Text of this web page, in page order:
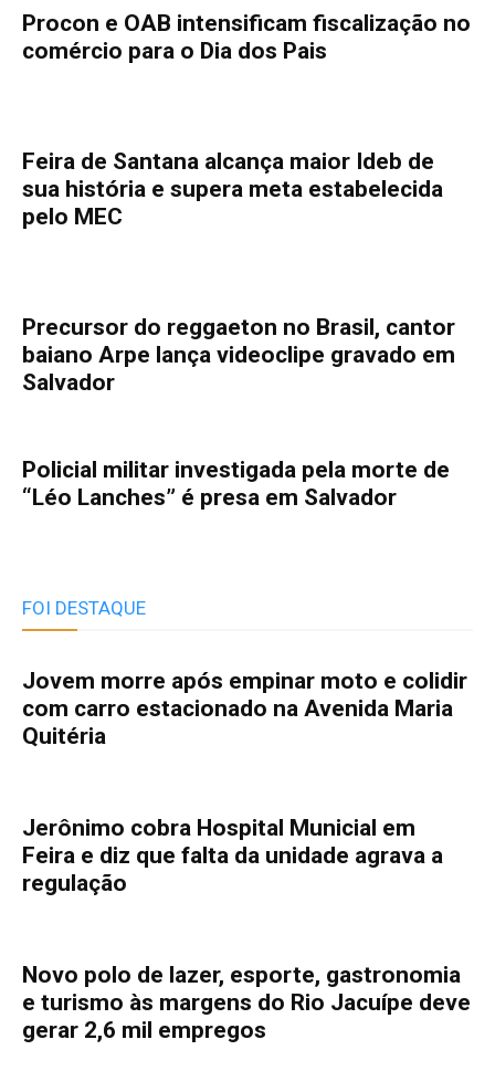
Procon e OAB intensificam fiscalização no
comércio para o Dia dos Pais
Feira de Santana alcança maior Ideb de
sua história e supera meta estabelecida
pelo MEC
Precursor do reggaeton no Brasil, cantor
baiano Arpe lança videoclipe gravado em
Salvador
Policial militar investigada pela morte de
“Léo Lanches” é presa em Salvador
FOI DESTAQUE
Jovem morre após empinar moto e colidir
com carro estacionado na Avenida Maria
Quitéria
Jerônimo cobra Hospital Municial em
Feira e diz que falta da unidade agrava a
regulação
Novo polo de lazer, esporte, gastronomia
e turismo às margens do Rio Jacuípe deve
gerar 2,6 mil empregos